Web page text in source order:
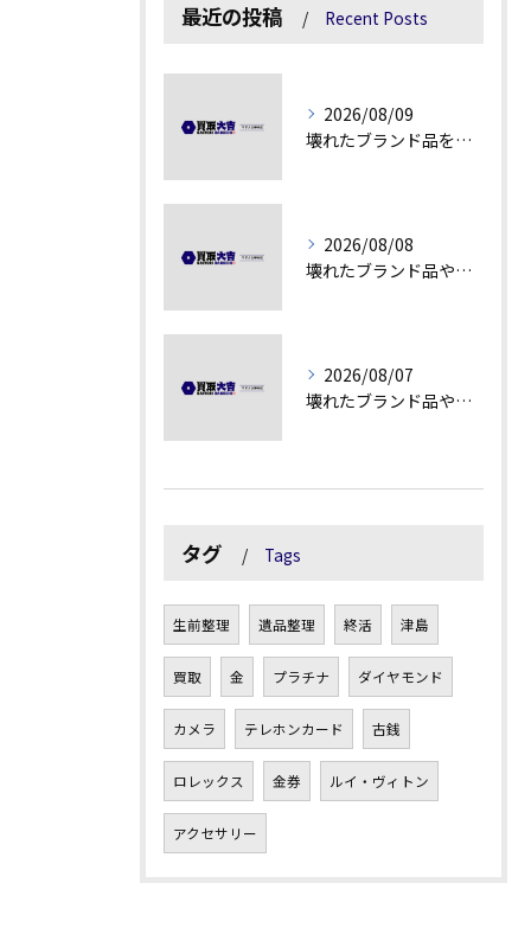
最近の投稿 Recent Posts
2026/08/09
壊れたブランド品を高額査定に変える秘訣
2026/08/08
壊れたブランド品や汚れアクセサリーの買取価値解説
2026/08/07
壊れたブランド品や古物の価値を見極める秘訣
タグ Tags
生前整理 遺品整理 終活 津島
買取 金 プラチナ ダイヤモンド
カメラ テレホンカード 古銭
ロレックス 金券 ルイ・ヴィトン
アクセサリー